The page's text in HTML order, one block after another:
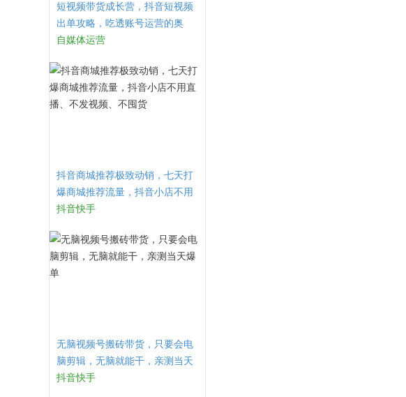
短视频带货成长营，​抖音短视频
出单攻略，吃透账号运营的奥
秘，轻松带货
自媒体运营
抖音商城推荐极致动销，七天打
爆商城推荐流量，抖音小店不用
直播、不发视频、不囤货
抖音快手
无脑视频号搬砖带货，只要会电
脑剪辑，无脑就能干，亲测当天
爆单
抖音快手